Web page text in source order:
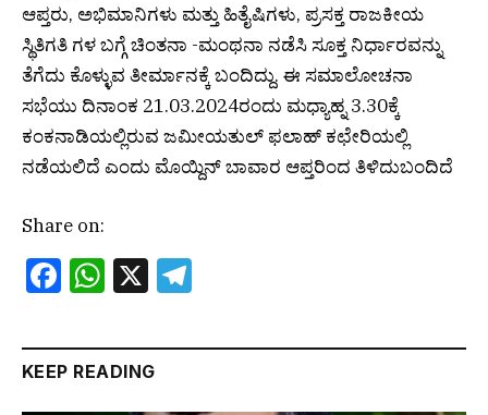
ಆಪ್ತರು, ಅಭಿಮಾನಿಗಳು ಮತ್ತು ಹಿತೈಷಿಗಳು, ಪ್ರಸಕ್ತ ರಾಜಕೀಯ
ಸ್ಥಿತಿಗತಿ ಗಳ ಬಗ್ಗೆ ಚಿಂತನಾ -ಮಂಥನಾ ನಡೆಸಿ ಸೂಕ್ತ ನಿರ್ಧಾರವನ್ನು
ತೆಗೆದು ಕೊಳ್ಳುವ ತೀರ್ಮಾನಕ್ಕೆ ಬಂದಿದ್ದು. ಈ ಸಮಾಲೋಚನಾ
ಸಭೆಯು ದಿನಾಂಕ 21.03.2024ರಂದು ಮಧ್ಯಾಹ್ನ 3.30ಕ್ಕೆ
ಕಂಕನಾಡಿಯಲ್ಲಿರುವ ಜಮೀಯತುಲ್ ಫಲಾಹ್ ಕಛೇರಿಯಲ್ಲಿ
ನಡೆಯಲಿದೆ ಎಂದು ಮೊಯ್ದಿನ್ ಬಾವಾರ ಆಪ್ತರಿಂದ ತಿಳಿದುಬಂದಿದೆ
Share on:
Facebook
WhatsApp
X
KEEP READING